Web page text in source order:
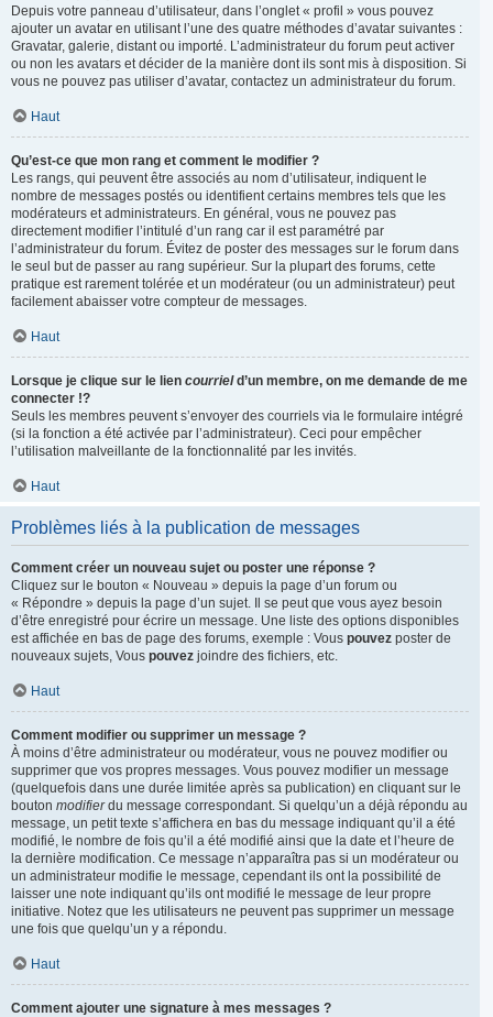
Depuis votre panneau d’utilisateur, dans l’onglet « profil » vous pouvez
ajouter un avatar en utilisant l’une des quatre méthodes d’avatar suivantes :
Gravatar, galerie, distant ou importé. L’administrateur du forum peut activer
ou non les avatars et décider de la manière dont ils sont mis à disposition. Si
vous ne pouvez pas utiliser d’avatar, contactez un administrateur du forum.
Haut
Qu’est-ce que mon rang et comment le modifier ?
Les rangs, qui peuvent être associés au nom d’utilisateur, indiquent le
nombre de messages postés ou identifient certains membres tels que les
modérateurs et administrateurs. En général, vous ne pouvez pas
directement modifier l’intitulé d’un rang car il est paramétré par
l’administrateur du forum. Évitez de poster des messages sur le forum dans
le seul but de passer au rang supérieur. Sur la plupart des forums, cette
pratique est rarement tolérée et un modérateur (ou un administrateur) peut
facilement abaisser votre compteur de messages.
Haut
Lorsque je clique sur le lien courrield’un membre, on me demande de me
connecter !?
Seuls les membres peuvent s’envoyer des courriels via le formulaire intégré
(si la fonction a été activée par l’administrateur). Ceci pour empêcher
l’utilisation malveillante de la fonctionnalité par les invités.
Haut
Problèmes liés à la publication de messages
Comment créer un nouveau sujet ou poster une réponse ?
Cliquez sur le bouton « Nouveau » depuis la page d’un forum ou
« Répondre » depuis la page d’un sujet. Il se peut que vous ayez besoin
d’être enregistré pour écrire un message. Une liste des options disponibles
est affichée en bas de page des forums, exemple : Vous pouvez poster de
nouveaux sujets, Vous pouvez joindre des fichiers, etc.
Haut
Comment modifier ou supprimer un message ?
À moins d’être administrateur ou modérateur, vous ne pouvez modifier ou
supprimer que vos propres messages. Vous pouvez modifier un message
(quelquefois dans une durée limitée après sa publication) en cliquant sur le
bouton modifierdu message correspondant. Si quelqu’un a déjà répondu au
message, un petit texte s’affichera en bas du message indiquant qu’il a été
modifié, le nombre de fois qu’il a été modifié ainsi que la date et l’heure de
la dernière modification. Ce message n’apparaîtra pas si un modérateur ou
un administrateur modifie le message, cependant ils ont la possibilité de
laisser une note indiquant qu’ils ont modifié le message de leur propre
initiative. Notez que les utilisateurs ne peuvent pas supprimer un message
une fois que quelqu’un y a répondu.
Haut
Comment ajouter une signature à mes messages ?